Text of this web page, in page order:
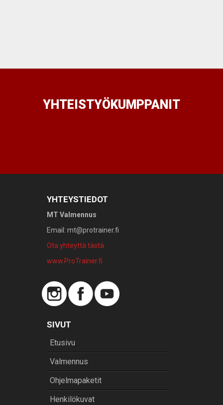
YHTEISTYÖKUMPPANIT
YHTEYSTIEDOT
MT Valmennus
Email: mt@protrainer.fi
Ota yhteyttä tästä
www.ProTrainer.fi
SIVUT
Etusivu
Valmennus
Ohjelmapaketit
Henkilökuvat